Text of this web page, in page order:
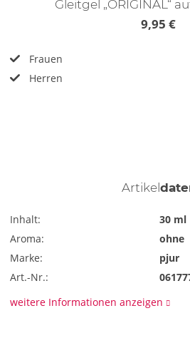
Gleitgel „ORIGINAL“
9,95 €
Frauen
Herren
Artikel
Inhalt:
30 ml
Aroma:
ohne
Marke:
pjur
Art.-Nr.:
weitere Informationen anzeigen